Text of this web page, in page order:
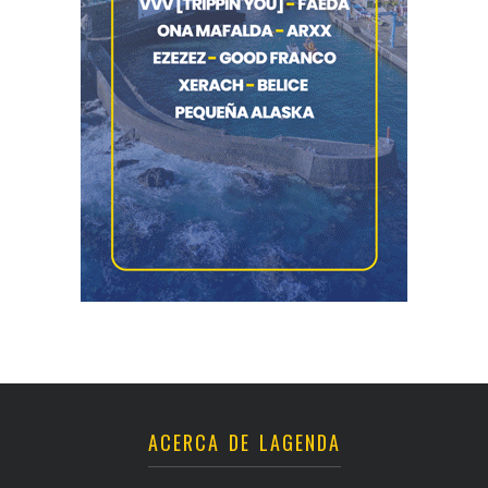
ACERCA DE LAGENDA